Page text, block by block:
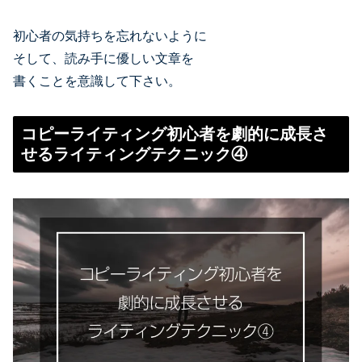
初心者の気持ちを忘れないように
そして、読み手に優しい文章を
書くことを意識して下さい。
コピーライティング初心者を劇的に成長さ
せるライティングテクニック④